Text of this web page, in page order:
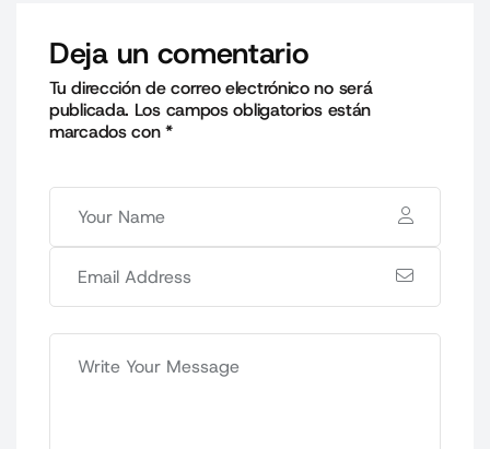
Deja un comentario
Tu dirección de correo electrónico no será
publicada. Los campos obligatorios están
marcados con*